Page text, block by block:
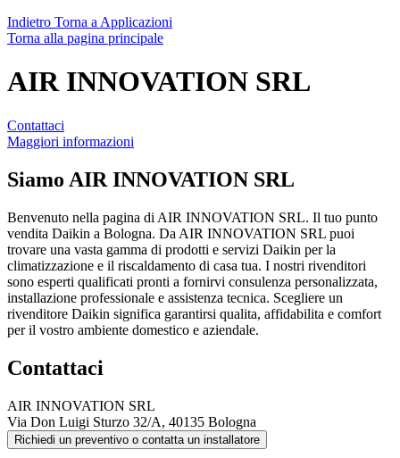
Indietro Torna a Applicazioni
Torna alla pagina principale
AIR INNOVATION SRL
Contattaci
Maggiori informazioni
Siamo AIR INNOVATION SRL
Benvenuto nella pagina di AIR INNOVATION SRL. Il tuo punto
vendita Daikin a Bologna. Da AIR INNOVATION SRL puoi
trovare una vasta gamma di prodotti e servizi Daikin per la
climatizzazione e il riscaldamento di casa tua. I nostri rivenditori
sono esperti qualificati pronti a fornirvi consulenza personalizzata,
installazione professionale e assistenza tecnica. Scegliere un
rivenditore Daikin significa garantirsi qualita, affidabilita e comfort
per il vostro ambiente domestico e aziendale.
Contattaci
AIR INNOVATION SRL
Via Don Luigi Sturzo 32/A, 40135 Bologna
Richiedi un preventivo o contatta un installatore